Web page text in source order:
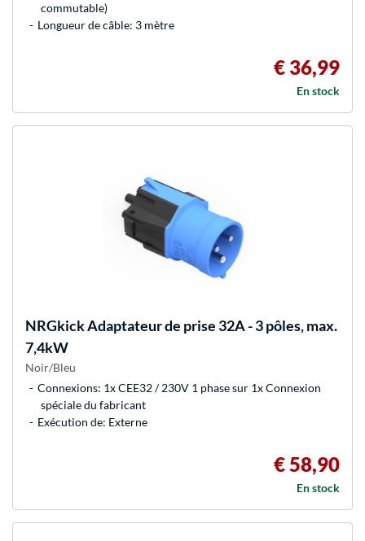
commutable)
Longueur de câble: 3 mètre
€ 36,99
En stock
NRGkickAdaptateur de prise 32A - 3 pôles, max.
7,4kW
Noir/Bleu
Connexions: 1x CEE32 / 230V 1 phase sur 1x Connexion
spéciale du fabricant
Exécution de: Externe
€ 58,90
En stock